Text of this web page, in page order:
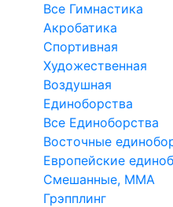
Все Гимнастика
Акробатика
Спортивная
Художественная
Воздушная
Единоборства
Все Единоборства
Восточные
Европейские
Смешанные, ММА
Грэпплинг